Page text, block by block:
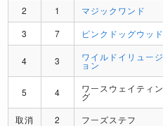
2
1 マジックワンド
3
7 ピンクドッグウッド
4 3 ワイルドイリュージ
ョン
5 4 ワースウェイティン
グ
取消 2 フーズステフ